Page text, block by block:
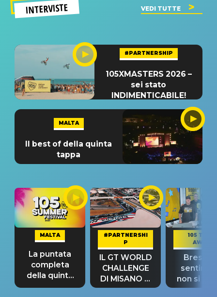
INTERVISTE VEDI TUTTE
#PARTNERSHIP
105XMASTERS 2026 –
sei stato
INDIMENTICABILE!
MALTA
Il best of della quinta
tappa
MALTA
La puntata
completa
della quinta
tappa
#PARTNERSHI
P
IL GT WORLD
CHALLENGE
DI MISANO si
riconferma
105 TAKE
AWAY
Bresh:
non si
fino alla